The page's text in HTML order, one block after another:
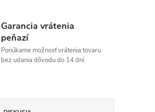
Garancia vrátenia
peňazí
Ponúkame možnosť vrátenia tovaru
bez udania dôvodu do 14 dní.